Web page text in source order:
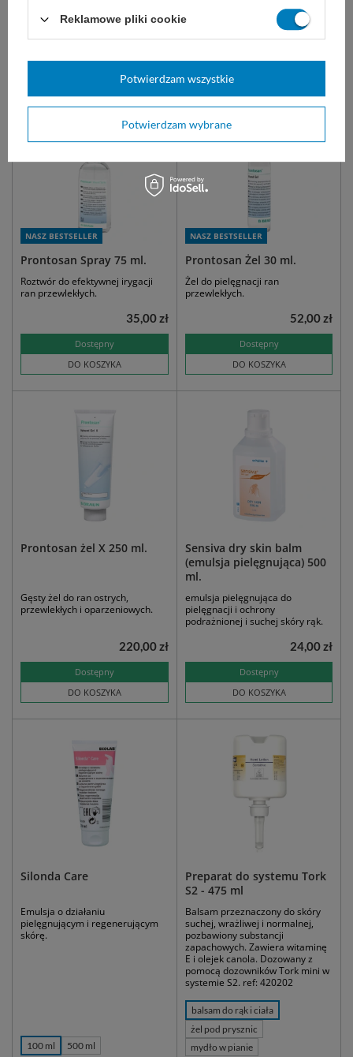
WYBIERZ WARIANT
Najniższa cena z 30 dni przed obniżką:
DO KOSZYKA
NASZ BESTSELLER
Prontosan Spray 75 ml.
Roztwór do efektywnej irygacji
ran przewlekłych.
Dostępny
DO KOSZYKA
35,00 zł
NASZ BESTSELLER
Prontosan Żel 30 ml.
Żel do pielęgnacji ran
przewlekłych.
Dostępny
DO KOSZYKA
52,00 zł
Prontosan żel X 250 ml.
Gęsty żel do ran ostrych,
przewlekłych i oparzeniowych.
Dostępny
DO KOSZYKA
220,00 zł
Sensiva dry skin balm
(emulsja pielęgnująca) 500
ml.
emulsja pielęgnująca do
pielęgnacji i ochrony
podrażnionej i suchej skóry rąk.
Dostępny
DO KOSZYKA
24,00 zł
Silonda Care
Emulsja o działaniu
pielęgnującym i regenerującym
skórę.
100 ml 500 ml
Preparat do systemu Tork
S2 - 475 ml
Balsam przeznaczony do skóry
suchej, wrażliwej i normalnej,
pozbawiony substancji
zapachowych. Zawiera witaminę
E i olejek canola. Dozowany z
pomocą dozowników Tork mini w
systemie S2. ref: 420202
balsam do rąk i ciała
żel pod prysznic
mydło w pianie
Reklamowe pliki cookie
Potwierdzam wybrane
Potwierdzam wszystkie